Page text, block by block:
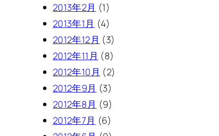
2013年2月 (1)
2013年1月 (4)
2012年12月 (3)
2012年11月 (8)
2012年10月 (2)
2012年9月 (3)
2012年8月 (9)
2012年7月 (6)